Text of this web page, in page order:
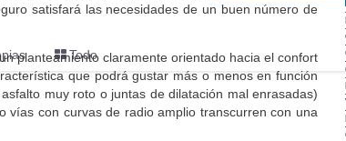
Todo
satisfará las necesidades de un buen número de
planteamiento claramente orientado hacia el confort
que podrá gustar más o menos en función
muy roto o juntas de dilatación mal enrasadas)
vías con curvas de radio amplio transcurren con una